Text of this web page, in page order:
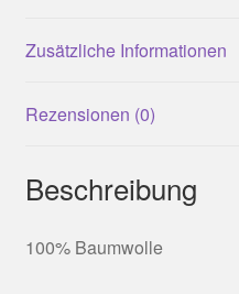
Zusätzliche Informationen
Rezensionen (0)
Beschreibung
100% Baumwolle